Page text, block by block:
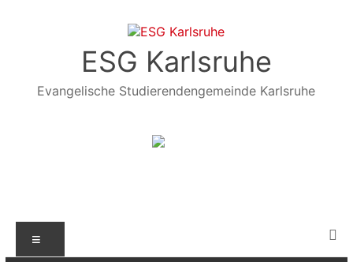
ESG Karlsruhe
Evangelische Studierendengemeinde Karlsruhe